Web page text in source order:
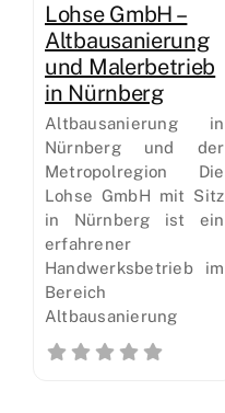
Lohse GmbH –
Altbausanierung
und Malerbetrieb
in Nürnberg
Altbausanierung in
Nürnberg und der
Metropolregion Die
Lohse GmbH mit Sitz
in Nürnberg ist ein
erfahrener
Handwerksbetrieb im
Bereich
Altbausanierung